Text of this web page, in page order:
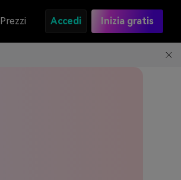
Prezzi Accedi Inizia gratis